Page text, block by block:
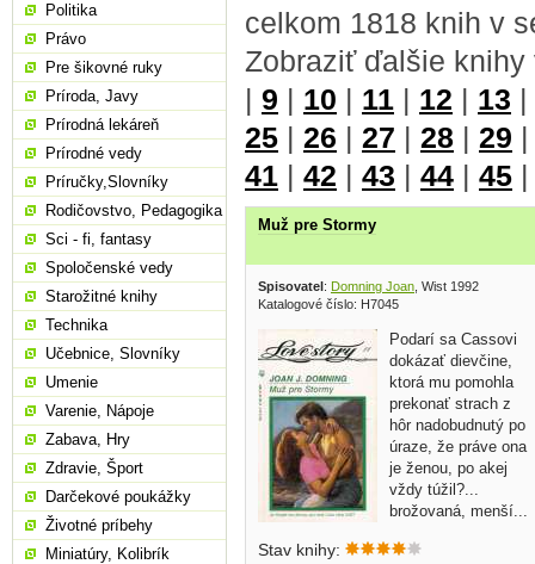
celkom 1818 knih v
Zobraziť ďalšie
| 9 | 10 | 11 | 12 | 13 |
25 | 26 | 27 | 28 | 29
41 | 42 | 43 | 44 | 45
Muž pre Stormy
Spisovatel: Domning Joan , Wist 1992
Katalogové číslo: H7045
Podarí sa Cassovi
dokázať dievčine,
ktorá mu pomohla
prekonať strach z
hôr nadobudnutý po
úraze, že práve ona
je ženou, po akej
vždy túžil?...
brožovaná, menší...
Stav knihy:
Politika
Právo
Pre šikovné ruky
Príroda, Javy
Prírodná lekáreň
Prírodné vedy
Príručky,Slovníky
Rodičovstvo, Pedagogika
Sci - fi, fantasy
Spoločenské vedy
Starožitné knihy
Technika
Učebnice, Slovníky
Umenie
Varenie, Nápoje
Zabava, Hry
Zdravie, Šport
Darčekové poukážky
Životné príbehy
Miniatúry, Kolibrík